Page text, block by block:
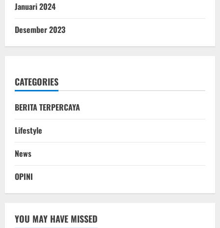
Januari 2024
Desember 2023
CATEGORIES
BERITA TERPERCAYA
Lifestyle
News
OPINI
YOU MAY HAVE MISSED